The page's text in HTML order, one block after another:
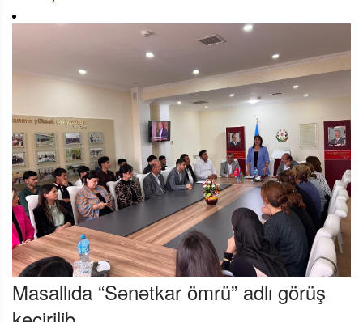
Masallıda “Sənətkar ömrü” adlı görüş
keçirilib